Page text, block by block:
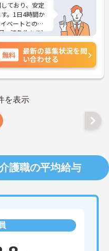
ており、安定
。1日4時間か
ベートとの両
、諸条件あり）
がしっかりと
1食）や、育休
+（プラス）
度（最大10万
ます。社内研
のある方に
細をお話しし
無料
最新の募集状況を問
い合わせる
を表示
護職の平均給与